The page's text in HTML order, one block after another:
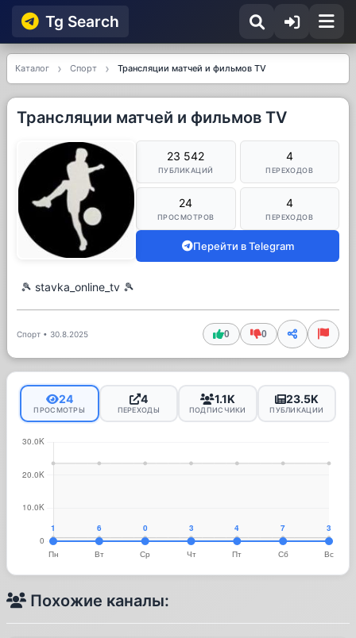
Tg Searсh
Каталог Спорт Трансляции матчей и фильмов TV
Трансляции матчей и фильмов TV
23 542
ПУБЛИКАЦИЙ
4
ПЕРЕХОДОВ
24
ПРОСМОТРОВ
4
ПЕРЕХОДОВ
Перейти в Telegram
🎾 stavka_online_tv 🎾
Спорт • 30.8.2025 0 0
24
ПРОСМОТРЫ
4
ПЕРЕХОДЫ
1.1K
ПОДПИСЧИКИ
23.5K
ПУБЛИКАЦИИ
Похожие каналы: